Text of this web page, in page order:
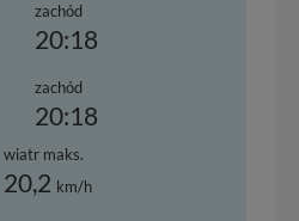
zachód
20:18
zachód
20:18
wiatr maks.
20,2 km/h